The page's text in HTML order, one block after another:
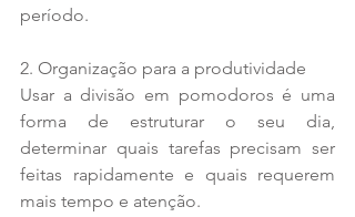
período.
2. Organização para a produtividade
Usar a divisão em pomodoros é uma
forma de estruturar o seu dia,
determinar quais tarefas precisam ser
feitas rapidamente e quais requerem
mais tempo e atenção.